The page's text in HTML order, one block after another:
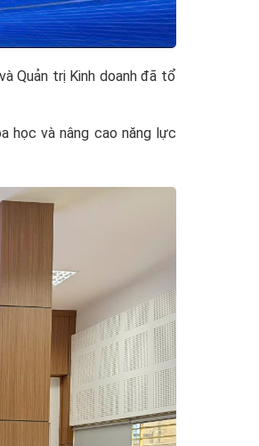
Quản trị Kinh doanh đã tổ
học và nâng cao năng lực